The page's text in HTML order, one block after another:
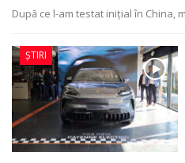
După ce l-am testat inițial în China,
ȘTIRI